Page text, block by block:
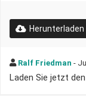
Herunterladen
Ralf Friedman -
Laden Sie jetzt